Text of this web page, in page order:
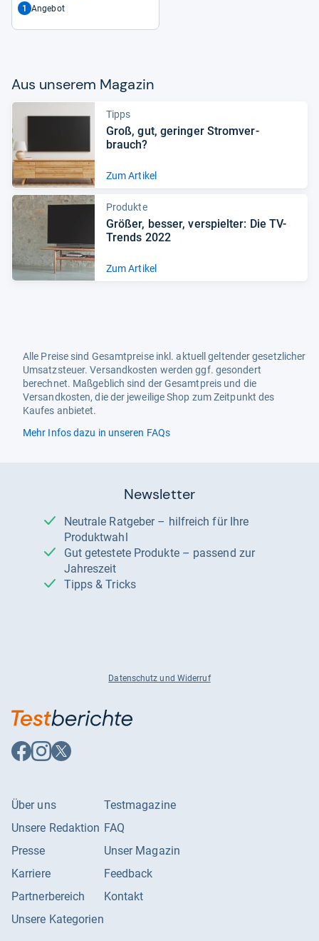
1 Angebot
Aus unse­rem Maga­zin
Tipps
Groß, gut, gerin­ger Strom­ver­
brauch?
Zum Artikel
Produkte
Grö­ßer, bes­ser, ver­spiel­ter: Die TV-​
Trends 2022
Zum Artikel
Alle Preise sind Gesamtpreise inkl. aktuell geltender gesetzlicher
Umsatzsteuer. Versandkosten werden ggf. gesondert
berechnet. Maßgeblich sind der Gesamtpreis und die
Versandkosten, die der jeweilige Shop zum Zeitpunkt des
Kaufes anbietet.
Mehr Infos dazu in unseren FAQs
Newsletter
Neutrale Ratgeber – hilfreich für Ihre
Produktwahl
Gut getestete Produkte – passend zur
Jahreszeit
Tipps & Tricks
Datenschutz und Widerruf
Auf
Facebook
Auf
Instagram
Auf
X
Über uns
Unsere Redaktion
Presse
Karriere
Partnerbereich
Unsere Kategorien
Testmagazine
FAQ
Unser Magazin
Feedback
Kontakt